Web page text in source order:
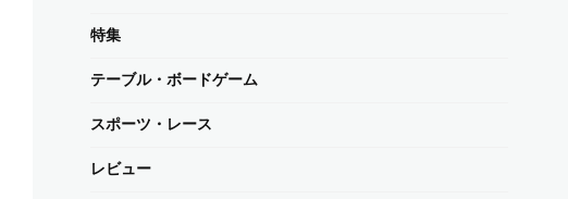
特集
テーブル・ボードゲーム
スポーツ・レース
レビュー